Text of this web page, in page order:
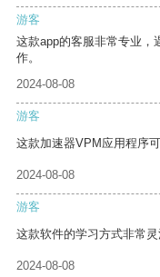
游客
这款app的客服非常专业，
作。
2024-08-08
游客
这款加速器VPM应用程序
2024-08-08
游客
这款软件的学习方式非常
2024-08-08